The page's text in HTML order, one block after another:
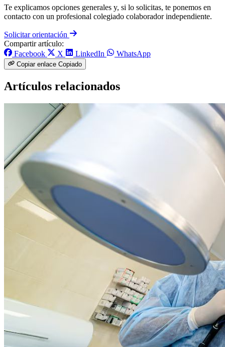
Te explicamos opciones generales y, si lo solicitas, te ponemos en
contacto con un profesional colegiado colaborador independiente.
Solicitar orientación
Compartir artículo:
Facebook
X LinkedIn WhatsApp
Copiar enlace Copiado
Artículos relacionados